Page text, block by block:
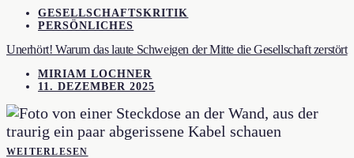
GESELLSCHAFTSKRITIK
PERSÖNLICHES
Unerhört! Warum das laute Schweigen der Mitte die Gesellschaft zerstört
MIRIAM LOCHNER
11. DEZEMBER 2025
WEITERLESEN